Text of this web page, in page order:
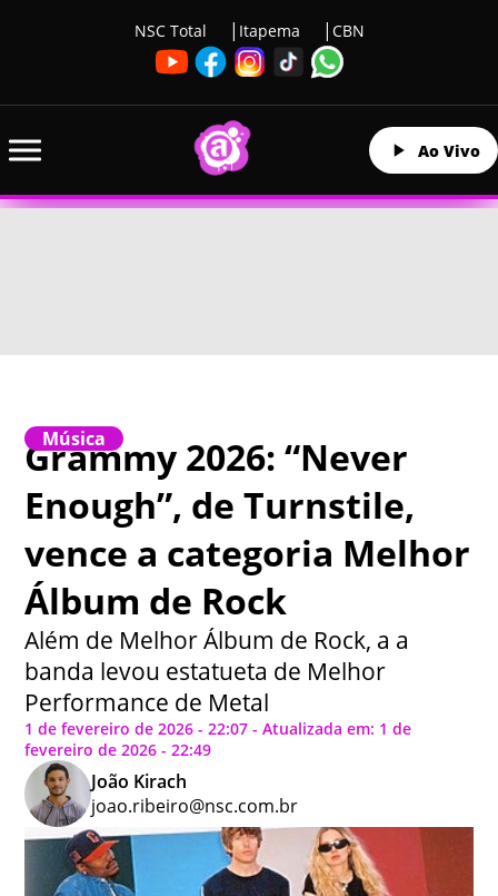
NSC Total Itapema CBN
Ao Vivo
Música
Grammy 2026: “Never
Enough”, de Turnstile,
vence a categoria Melhor
Álbum de Rock
Além de Melhor Álbum de Rock, a a
banda levou estatueta de Melhor
Performance de Metal
1 de fevereiro de 2026 - 22:07 - Atualizada em: 1 de
fevereiro de 2026 - 22:49
João Kirach
joao.ribeiro@nsc.com.br